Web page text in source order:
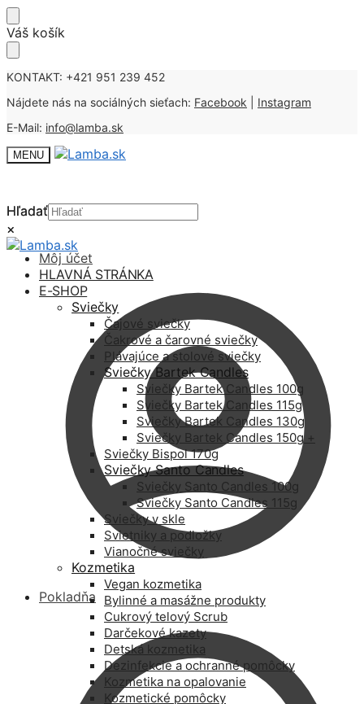
Skip
to
Skip
to
Váš košík
KONTAKT: +421 951 239 452
Nájdete nás na sociálných sieťach: Facebook
Instagram
E-Mail: info@lamba.sk
MENU
Hľadať
×
Môj účet
Pokladňa
Hľadať
×
HLAVNÁ STRÁNKA
E-SHOP
Sviečky
Čajové sviečky
Čakrové a čarovné sviečky
Plávajúce a stolové sviečky
Sviečky Bartek Candles
Sviečky Bartek Candles 100g
Sviečky Bartek Candles 115g
Sviečky Bartek Candles 130g
Sviečky Bartek Candles 150g +
Sviečky Bispol 170g
Sviečky Santo Candles
Sviečky Santo Candles 100g
Sviečky Santo Candles 115g
Sviečky v skle
Svietniky a podložky
Vianočné sviečky
Kozmetika
Vegan kozmetika
Bylinné a masážne produkty
Cukrový telový Scrub
Darčekové kazety
Detská kozmetika
Dezinfekcie a ochranné pomôcky
Kozmetika na opalovanie
Kozmetické pomôcky